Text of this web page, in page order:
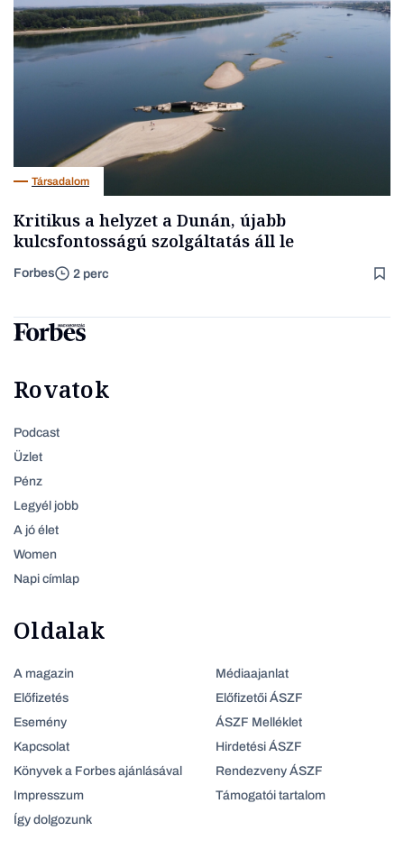
Társadalom
Kritikus a helyzet a Dunán, újabb
kulcsfontosságú szolgáltatás áll le
Forbes 2 perc
Rovatok
Podcast
Üzlet
Pénz
Legyél jobb
A jó élet
Women
Napi címlap
Oldalak
A magazin
Előfizetés
Esemény
Kapcsolat
Könyvek a Forbes ajánlásával
Impresszum
Így dolgozunk
Médiaajanlat
Előfizetői ÁSZF
ÁSZF Melléklet
Hirdetési ÁSZF
Rendezveny ÁSZF
Támogatói tartalom